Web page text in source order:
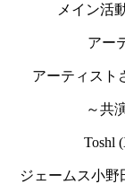
メイン活
アー
アーティスト
～共
Toshl
ジェームス小野